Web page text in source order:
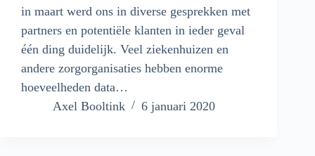
in maart werd ons in diverse gesprekken met
partners en potentiële klanten in ieder geval
één ding duidelijk. Veel ziekenhuizen en
andere zorgorganisaties hebben enorme
hoeveelheden data…
Axel Booltink
6 januari 2020